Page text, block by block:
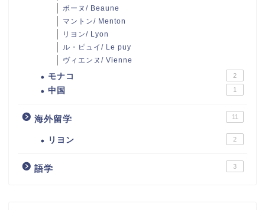
ボーヌ/ Beaune
マントン/ Menton
リヨン/ Lyon
ル・ピュイ/ Le puy
ヴィエンヌ/ Vienne
モナコ 2
中国 1
海外留学 11
リヨン 2
語学 3